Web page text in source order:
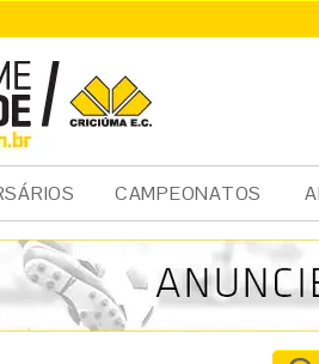
CAMPEONATOS